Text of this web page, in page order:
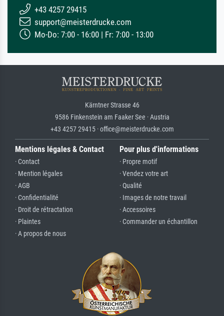
+43 4257 29415
support@meisterdrucke.com
Mo-Do: 7:00 - 16:00 | Fr: 7:00 - 13:00
Kärntner Strasse 46
9586 Finkenstein am Faaker See · Austria
+43 4257 29415 · office@meisterdrucke.com
Mentions légales & Contact
· Contact
· Mention légales
· AGB
· Confidentialité
· Droit de rétractation
· Plaintes
· A propos de nous
Pour plus d'informations
· Propre motif
· Vendez votre art
· Qualité
· Images de notre travail
· Accessoires
· Commander un échantillon